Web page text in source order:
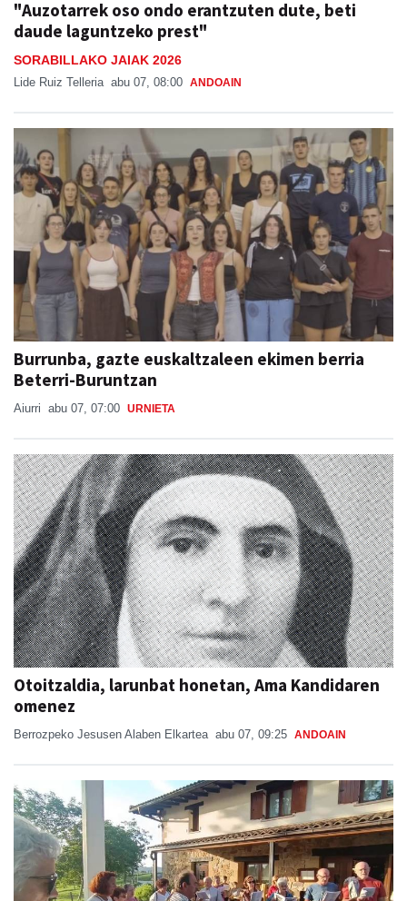
"Auzotarrek oso ondo erantzuten dute, beti
daude laguntzeko prest"
SORABILLAKO JAIAK 2026
Lide Ruiz Telleria abu 07, 08:00 ANDOAIN
Burrunba, gazte euskaltzaleen ekimen berria
Beterri-Buruntzan
Aiurri abu 07, 07:00 URNIETA
Otoitzaldia, larunbat honetan, Ama Kandidaren
omenez
Berrozpeko Jesusen Alaben Elkartea abu 07, 09:25 ANDOAIN